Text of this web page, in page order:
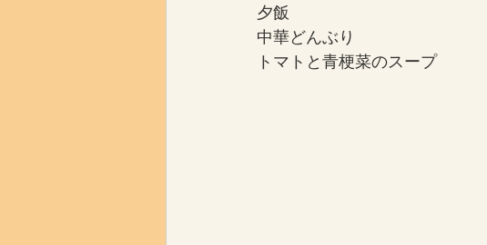
夕飯
中華どんぶり
トマトと青梗菜のスープ